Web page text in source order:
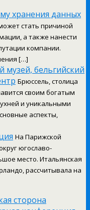
хранения данных
стать причиной
а также нанести
компании.
[…]
музей, бельгийский
Брюссель, столица
своим богатым
и уникальными
аспекты,
На Парижской
югославо-
место. Итальянская
рассчитывала на
сторона